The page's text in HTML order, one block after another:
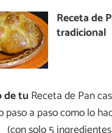
Receta de
tradicional
de tu Receta de Pan
paso a paso como lo